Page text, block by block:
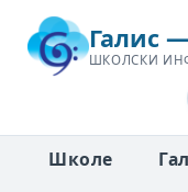
Галис
ШКОЛСКИ
Школе